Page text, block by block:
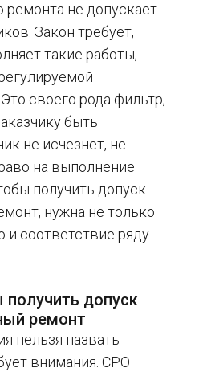
ремонта не допускает
Закон требует,
такие работы,
своего рода фильтр,
быть
не исчезнет, не
на выполнение
получить допуск
нужна не только
и соответствие ряду
допуск
ремонт
нельзя назвать
внимания. СРО